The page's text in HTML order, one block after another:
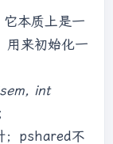
1] 消费产
2,
,0);
释放空位
}    else
{
{
本质上是一
用来初始化一
int
；pshared不